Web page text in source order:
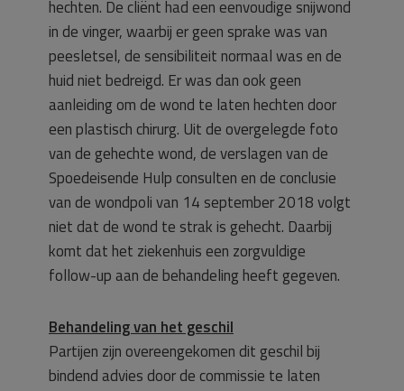
hechten. De cliënt had een eenvoudige snijwond
in de vinger, waarbij er geen sprake was van
peesletsel, de sensibiliteit normaal was en de
huid niet bedreigd. Er was dan ook geen
aanleiding om de wond te laten hechten door
een plastisch chirurg. Uit de overgelegde foto
van de gehechte wond, de verslagen van de
Spoedeisende Hulp consulten en de conclusie
van de wondpoli van 14 september 2018 volgt
niet dat de wond te strak is gehecht. Daarbij
komt dat het ziekenhuis een zorgvuldige
follow-up aan de behandeling heeft gegeven.
Behandeling van het geschil
Partijen zijn overeengekomen dit geschil bij
bindend advies door de commissie te laten